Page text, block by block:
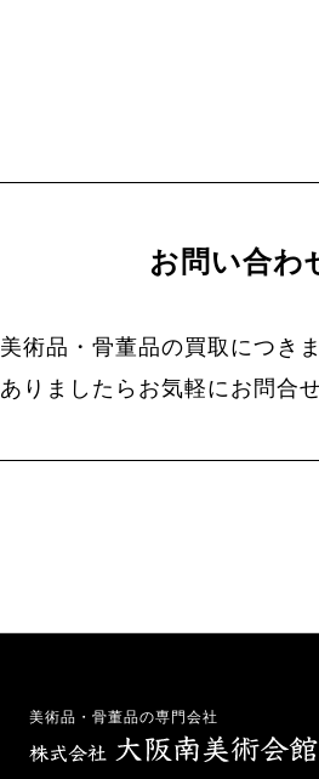
お問い合わ
美術品・骨董品の買取につき
ありましたらお気軽にお問合
美術品・骨董品の専門会社